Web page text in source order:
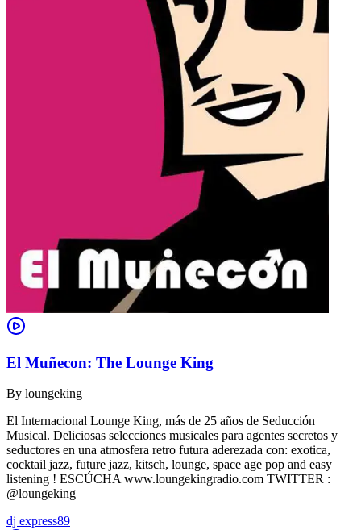
El Muñecon: The Lounge King
By loungeking
El Internacional Lounge King, más de 25 años de Seducción
Musical. Deliciosas selecciones musicales para agentes secretos y
seductores en una atmosfera retro futura aderezada con: exotica,
cocktail jazz, future jazz, kitsch, lounge, space age pop and easy
listening ! ESCÚCHA www.loungekingradio.com TWITTER :
@loungeking
dj express89